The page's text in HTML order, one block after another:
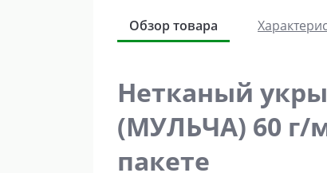
Обзор товара
Нетканый
(МУЛЬЧА) 60 г/
пакете